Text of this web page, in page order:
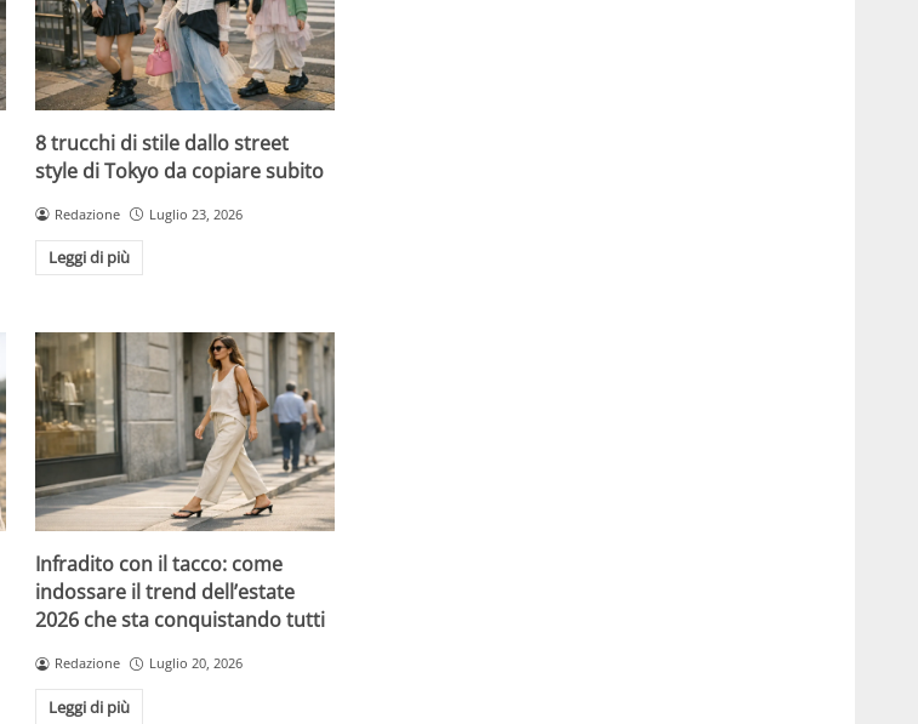
8 trucchi di stile dallo street
style di Tokyo da copiare subito
Redazione Luglio 23, 2026
Leggi di più
Infradito con il tacco: come
indossare il trend dell’estate
2026 che sta conquistando tutti
Redazione Luglio 20, 2026
Leggi di più